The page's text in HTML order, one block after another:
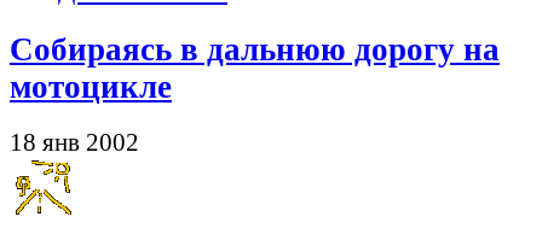
Собираясь в дальнюю дорогу на
мотоцикле
18 янв 2002